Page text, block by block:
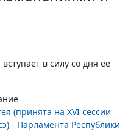
в силу со дня ее
(принята на XVI сессии
- Парламента Республики